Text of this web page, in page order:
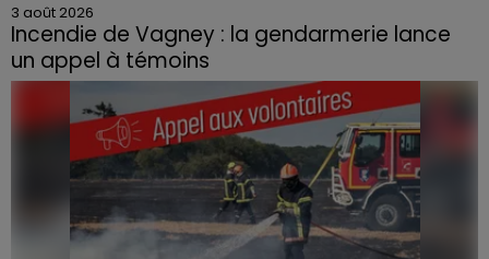
3 août 2026
Incendie de Vagney : la gendarmerie lance
un appel à témoins
Le feu, parti d'une haie avant de se propager au
quartier résidentiel, avait détruit deux habitations et
contraint à l'évacuation d'une centaine de personnes.